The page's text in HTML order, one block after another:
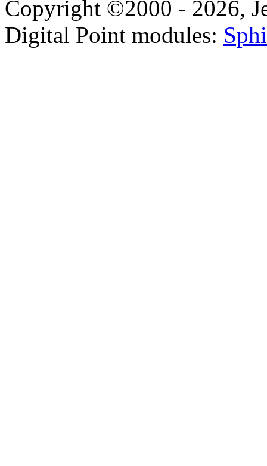
Copyright ©2000 - 2026,
Digital Point modules: